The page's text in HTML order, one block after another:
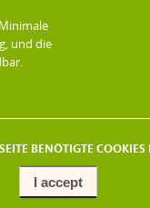
BENÖTIGTE
I accept
und die